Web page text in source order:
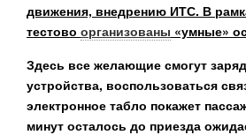
движения, внедрению ИТС. В
тестово организованы «умные»
Здесь все желающие смогут
устройства, воспользоваться
электронное табло покажет
минут осталось до приезда